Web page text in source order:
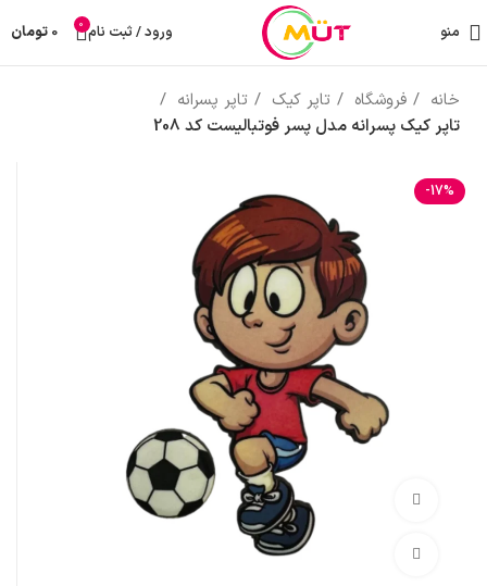
منو ورود / ثبت نام 0
0 تومان
خانه فروشگاه تاپر کیک
تاپر پسرانه
تاپر کیک پسرانه مدل پسر فوتبالیست کد 208
-17%
بزرگنمایی تصویر